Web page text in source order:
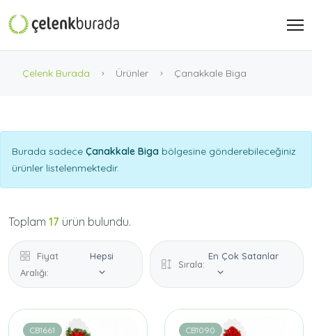
Çelenk Burada Ürünler Çanakkale Biga
Burada sadece Çanakkale Biga bölgesine gönderebileceğiniz
ürünler listelenmektedir.
Toplam 17 ürün bulundu.
Fiyat
Aralığı:
Hepsi
Sırala:
En Çok Satanlar
CB1661 CB1090